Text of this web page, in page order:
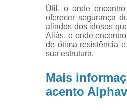
Útil, o onde
oferecer segurança
aliados dos idosos
Aliás, o onde
de ótima resistência
sua estrutura.
Mais
acento